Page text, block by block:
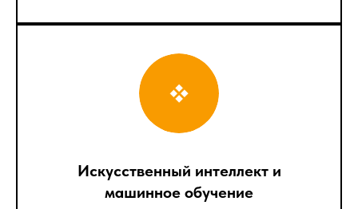
Искусственный интеллект и
машинное обучение